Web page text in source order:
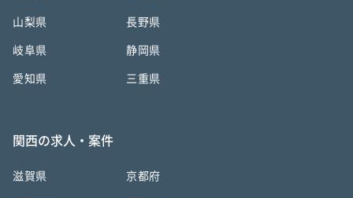
山梨県 長野県
岐阜県 静岡県
愛知県 三重県
関西の求人・案件
滋賀県 京都府